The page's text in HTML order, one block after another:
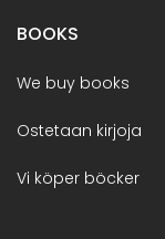
BOOKS
We buy books
Ostetaan kirjoja
Vi köper böcker